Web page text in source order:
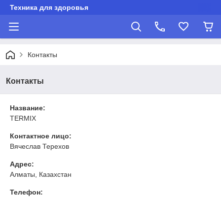
Техника для здоровья
Контакты
Контакты
Название:
TERMIX
Контактное лицо:
Вячеслав Терехов
Адрес:
Алматы, Казахстан
Телефон: